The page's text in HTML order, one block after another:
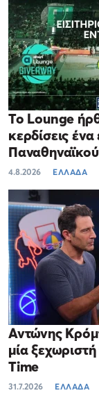
Το Lounge
κερδίσεις ένα
4.8.2026 ΕΛΛΑΔΑ
Αντώνης
μία
Time
31.7.2026 ΕΛΛΑΔΑ